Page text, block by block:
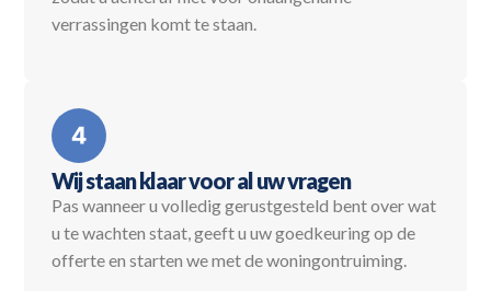
verrassingen komt te staan.
Wij staan klaar voor al uw vragen
Pas wanneer u volledig gerustgesteld bent over wat
u te wachten staat, geeft u uw goedkeuring op de
offerte en starten we met de woningontruiming.